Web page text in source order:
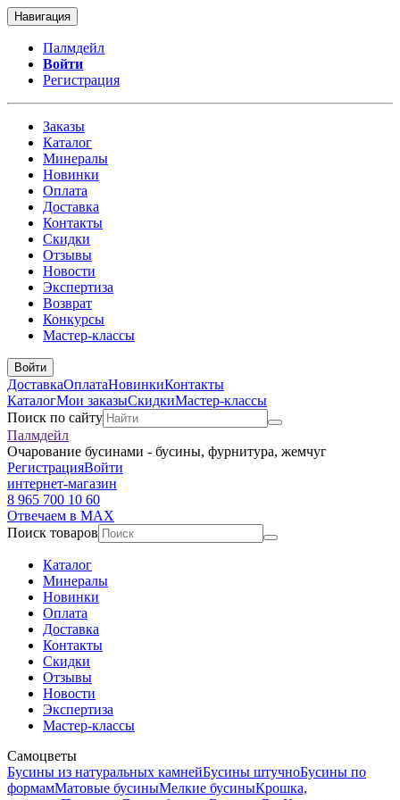
Навигация
Палмдейл
Войти
Регистрация
Заказы
Каталог
Минералы
Новинки
Оплата
Доставка
Контакты
Скидки
Отзывы
Новости
Экспертиза
Возврат
Конкурсы
Мастер-классы
Войти
ДоставкаОплатаНовинкиКонтакты
КаталогМои заказыСкидкиМастер-классы
Поиск по сайту
Палмдейл
Очарование бусинами - бусины, фурнитура, жемчуг
РегистрацияВойти
интернет-магазин
8 965 700 10 60
Отвечаем в MAX
Поиск товаров
Каталог
Минералы
Новинки
Оплата
Доставка
Контакты
Скидки
Отзывы
Новости
Экспертиза
Мастер-классы
Самоцветы
Бусины из натуральных камнейБусины штучноБусины по
формамМатовые бусиныМелкие бусиныКрошка,